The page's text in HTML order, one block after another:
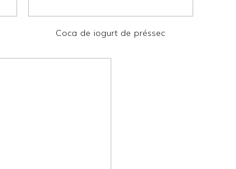
Coca de iogurt de préssec